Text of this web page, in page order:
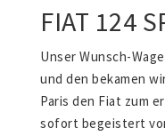
FIAT 124
Unser Wunsch-
und den bekamen
Paris den Fiat zum
sofort begeistert